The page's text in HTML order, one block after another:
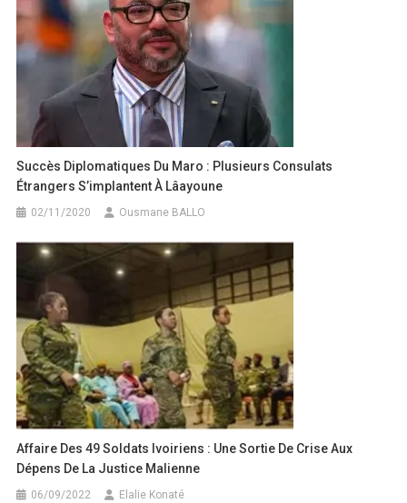
Succès Diplomatiques Du Maro : Plusieurs Consulats
Étrangers S’implantent À Lâayoune
02/11/2020 Ousmane BALLO
Affaire Des 49 Soldats Ivoiriens : Une Sortie De Crise Aux
Dépens De La Justice Malienne
06/09/2022 Elalie Konaté